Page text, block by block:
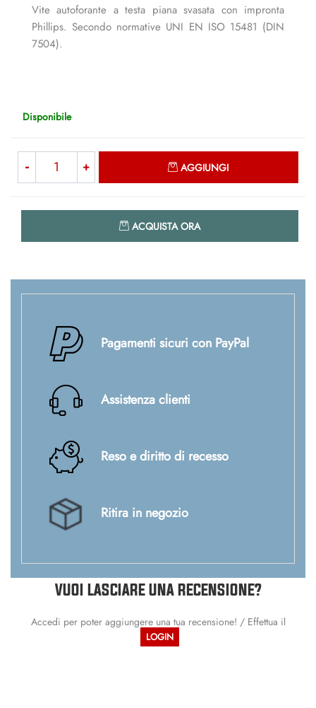
Vite autoforante a testa piana svasata con impronta
Phillips. Secondo normative UNI EN ISO 15481 (DIN
7504).
Disponibile
AGGIUNGI
ACQUISTA ORA
Pagamenti sicuri con PayPal
Assistenza clienti
Reso e diritto di recesso
Ritira in negozio
VUOI LASCIARE UNA RECENSIONE?
Accedi per poter aggiungere una tua recensione! / Effettua il
LOGIN